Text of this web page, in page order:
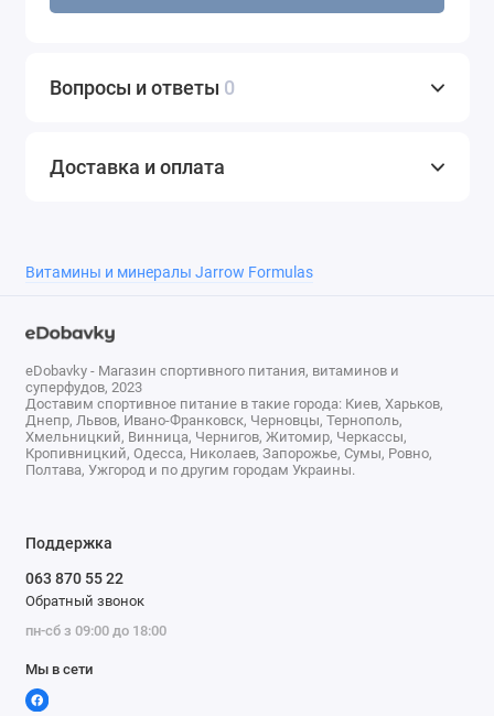
Форма
Сертификаты и
Для кого
Активных
Вопросы и ответы 0
Доставка и оплата
Витамины и минералы Jarrow Formulas
eDobavky - Магазин спортивного питания, витаминов и
суперфудов, 2023
Доставим спортивное питание в такие города: Киев, Харьков,
Днепр, Львов, Ивано-Франковск, Черновцы, Тернополь,
Хмельницкий, Винница, Чернигов, Житомир, Черкассы,
Кропивницкий, Одесса, Николаев, Запорожье, Сумы, Ровно,
Полтава, Ужгород и по другим городам Украины.
Поддержка
063 870 55 22
Обратный звонок
пн-сб з 09:00 до 18:00
Мы в сети